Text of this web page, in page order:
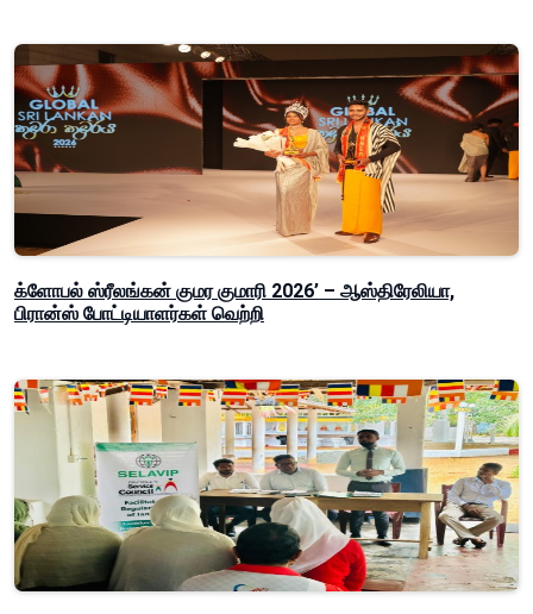
க்ளோபல் ஸ்ரீலங்கன் குமர குமாரி 2026’ – ஆஸ்திரேலியா,
பிரான்ஸ் போட்டியாளர்கள் வெற்றி